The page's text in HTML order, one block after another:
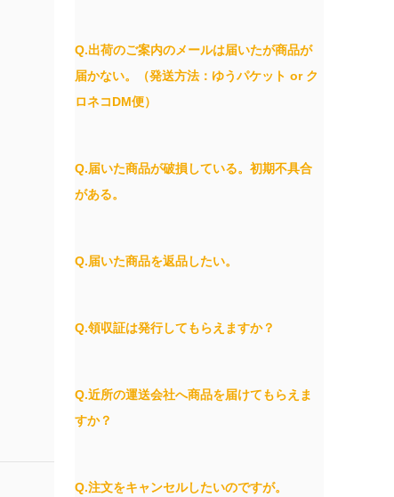
Q.出荷のご案内のメールは届いたが商品が
届かない。（発送方法：ゆうパケット or ク
ロネコDM便）
Q.届いた商品が破損している。初期不具合
がある。
Q.届いた商品を返品したい。
Q.領収証は発行してもらえますか？
Q.近所の運送会社へ商品を届けてもらえま
すか？
Q.注文をキャンセルしたいのですが。